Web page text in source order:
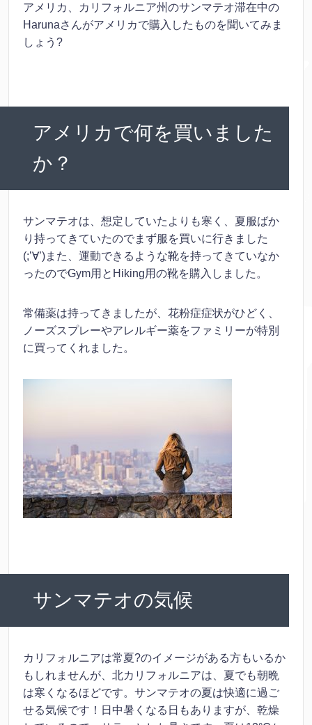
アメリカ、カリフォルニア州のサンマテオ滞在中の
Harunaさんがアメリカで購入したものを聞いてみま
しょう?
アメリカで何を買いました
か？
サンマテオは、想定していたよりも寒く、夏服ばか
り持ってきていたのでまず服を買いに行きました
(;’∀’)また、運動できるような靴を持ってきていなか
ったのでGym用とHiking用の靴を購入しました。
常備薬は持ってきましたが、花粉症症状がひどく、
ノーズスプレーやアレルギー薬をファミリーが特別
に買ってくれました。
サンマテオの気候
カリフォルニアは常夏?のイメージがある方もいるか
もしれませんが、北カリフォルニアは、夏でも朝晩
は寒くなるほどです。サンマテオの夏は快適に過ご
せる気候です！日中暑くなる日もありますが、乾燥